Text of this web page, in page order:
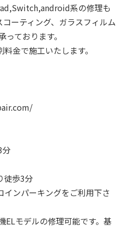
系の修理も
ーティング、ガラスフィルム
っております。
金で施工いたします。
分
徒歩3分
インパーキングをご利用下さ
モデルの修理可能です。基